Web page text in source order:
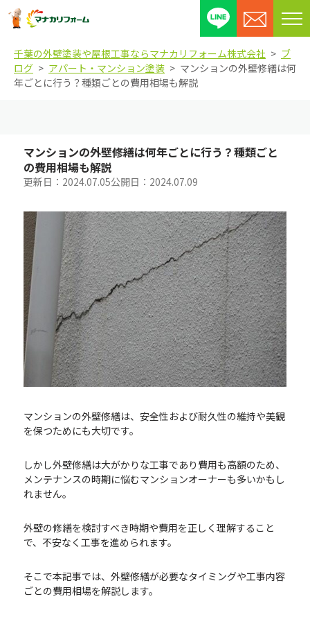
メ
ニ
ー
千葉の外壁塗装や屋根工事ならマナカリフォーム株式会社
ブ
ログ
アパート・マンション塗装
マンションの外壁修繕は何
年ごとに行う？種類ごとの費用相場も解説
マンションの外壁修繕は何年ごとに行う？種類ごと
の費用相場も解説
更新日： 2024.07.05公開日： 2024.07.09
マンションの外壁修繕は、安全性および耐久性の維持や美観
を保つためにも大切です。
しかし外壁修繕は大がかりな工事であり費用も高額のため、
メンテナンスの時期に悩むマンションオーナーも多いかもし
れません。
外壁の修繕を検討すべき時期や費用を正しく理解すること
で、不安なく工事を進められます。
そこで本記事では、外壁修繕が必要なタイミングや工事内容
ごとの費用相場を解説します。